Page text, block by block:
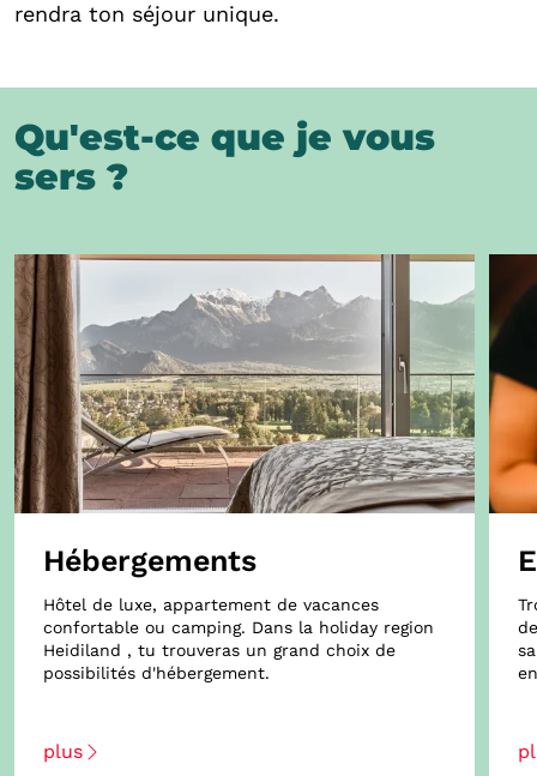
rendra ton séjour unique.
Qu'est-ce que je vous
sers ?
Hébergements
Hôtel de luxe, appartement de vacances
confortable ou camping. Dans la holiday region
Heidiland , tu trouveras un grand choix de
possibilités d'hébergement.